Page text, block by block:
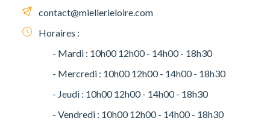
contact@miellerieloire.com
Horaires :
- Mardi : 10h00 12h00 - 14h00 - 18h30
- Mercredi : 10h00 12h00 - 14h00 - 18h30
- Jeudi : 10h00 12h00 - 14h00 - 18h30
- Vendredi : 10h00 12h00 - 14h00 - 18h30